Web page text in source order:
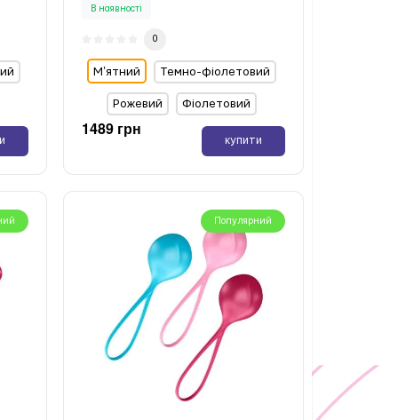
В наявності
0
Мʼятний Темно-фіолетовий
Рожевий Фіолетовий
1489 грн
купити
Популярний